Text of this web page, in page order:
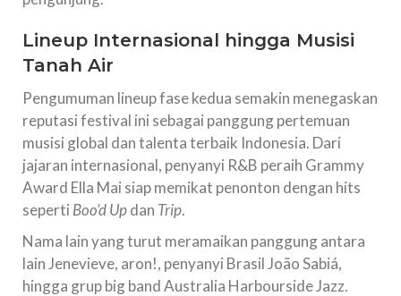
Lineup Internasional hingga Musisi
Tanah Air
Pengumuman lineup fase kedua semakin menegaskan
reputasi festival ini sebagai panggung pertemuan
musisi global dan talenta terbaik Indonesia. Dari
jajaran internasional, penyanyi R&B peraih Grammy
Award Ella Mai siap memikat penonton dengan hits
seperti Boo’d Updan Trip.
Nama lain yang turut meramaikan panggung antara
lain Jenevieve, aron!, penyanyi Brasil João Sabiá,
hingga grup big band Australia Harbourside Jazz.